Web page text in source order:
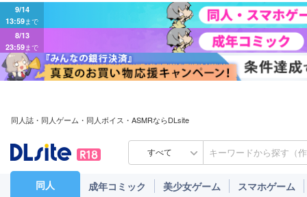
9/14
13:59まで
8/13
23:59まで
同人誌・同人ゲーム・同人ボイス・ASMRならDLsite
すべて
同人 成年コミック 美少女ゲーム スマホゲーム